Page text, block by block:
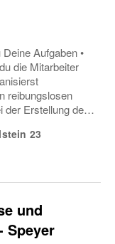
Aufgaben •
die Mitarbeiter
reibungslosen
der Erstellung der
es ums
23
und
Speyer